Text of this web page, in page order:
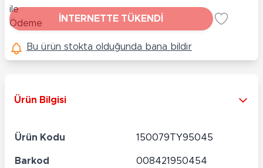
İNTERNETTE TÜKENDİ
Bu ürün stokta olduğunda bana bildir
Ürün Bilgisi
Ürün Kodu 150079TY95045
Barkod 008421950454